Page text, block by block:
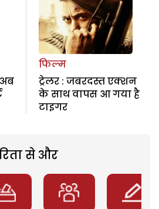
फिल्म
ट्रेलर : जबरदस्त एक्शन
के साथ वापस आ गया है
टाइगर
से और